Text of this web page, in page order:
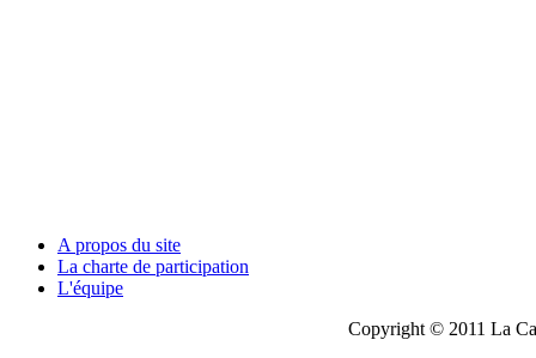
A propos du site
La charte de participation
L'équipe
Copyright © 2011 La